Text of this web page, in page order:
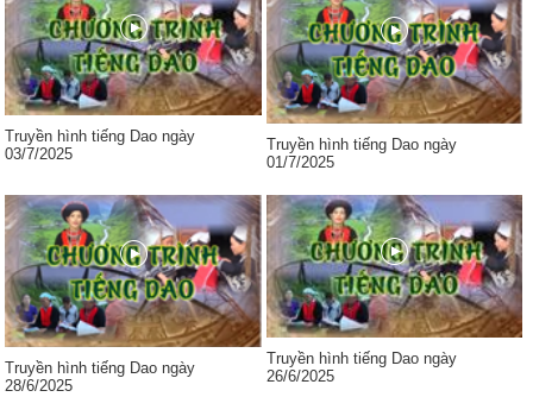
Truyền hình tiếng Dao ngày
03/7/2025
Truyền hình tiếng Dao ngày
01/7/2025
Truyền hình tiếng Dao ngày
28/6/2025
Truyền hình tiếng Dao ngày
26/6/2025